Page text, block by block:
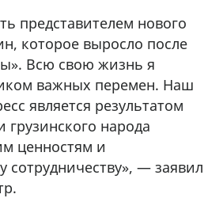
представителем нового
которое выросло после
Всю свою жизнь я
важных перемен. Наш
является результатом
народа
ценностям и
сотрудничеству», — заявил